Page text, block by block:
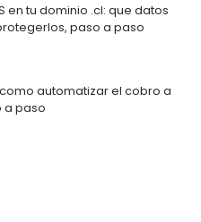
en tu dominio .cl: que datos
paso a paso
automatizar el cobro a
a paso